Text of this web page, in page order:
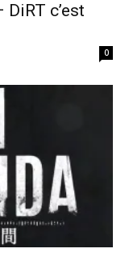
c’est
0